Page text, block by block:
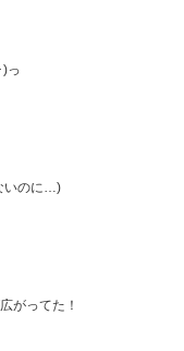
っ
いのに…)
がってた！